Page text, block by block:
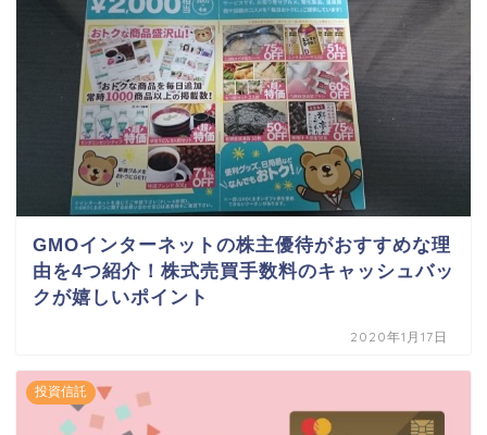
GMOインターネットの株主優待がおすすめな理
由を4つ紹介！株式売買手数料のキャッシュバッ
クが嬉しいポイント
2020年1月17日
投資信託